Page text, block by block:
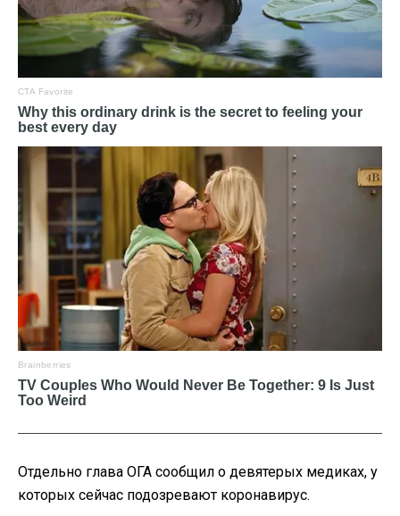
Отдельно глава ОГА сообщил о девятерых медиках, у
которых сейчас подозревают коронавирус.